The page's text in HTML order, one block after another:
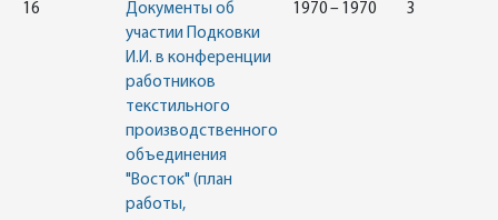
16
Документы об
участии Подковки
И.И. в конференции
работников
текстильного
производственного
объединения
"Восток" (план
работы,
1970 – 1970 3